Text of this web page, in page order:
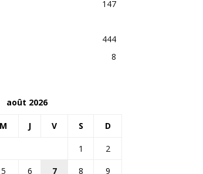
147
444
8
août 2026
M J V S D
1
2
5 6 7 8
9